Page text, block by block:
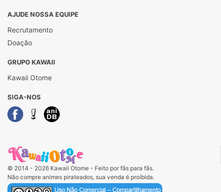
AJUDE NOSSA EQUIPE
Recrutamento
Doação
GRUPO KAWAII
Kawaii Otome
SIGA-NOS
© 2014 - 2026 Kawaii Otome - Feito por fãs para fãs.
Não compre animes pirateados, sua venda é proíbida.